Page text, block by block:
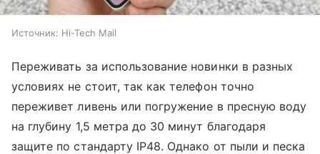
Источник: Hi-Tech Mail
Переживать за использование новинки в разных
условиях не стоит, так как телефон точно
переживет ливень или погружение в пресную воду
на глубину 1,5 метра до 30 минут благодаря
защите по стандарту IP48. Однако от пыли и песка